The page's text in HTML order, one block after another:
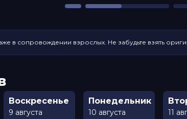
в сопровождении взрослых. Не забудьте взять
Воскресенье
9 августа
Понедельник
10 августа 11